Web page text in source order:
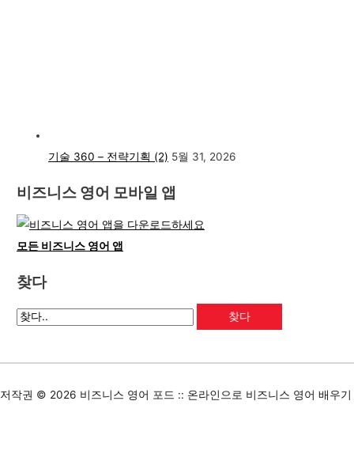
기술 360 – 전략기획 (2) 5월 31, 2026
비즈니스 영어 모바일 앱
모든 비즈니스 영어 앱
찾다
저작권 © 2026 비즈니스 영어 포드 :: 온라인으로 비즈니스 영어 배우기